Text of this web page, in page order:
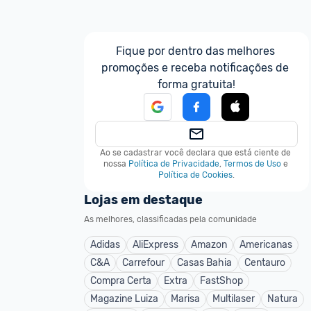
Fique por dentro das melhores
promoções e receba notificações de
forma gratuita!
Ao se cadastrar você declara que está ciente de
nossa Política de Privacidade, Termos de Uso e
Política de Cookies.
Lojas em destaque
As melhores, classificadas pela comunidade
Adidas AliExpress Amazon
Americanas
C&A
Carrefour Casas Bahia
Centauro
Compra Certa
Extra
FastShop
Magazine Luiza
Marisa Multilaser
Natura